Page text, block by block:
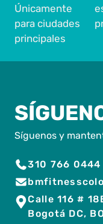
Únicamente
para ciudades
principales
Síguenos y
310 766 0444
Calle 116 #
Bogotá DC,